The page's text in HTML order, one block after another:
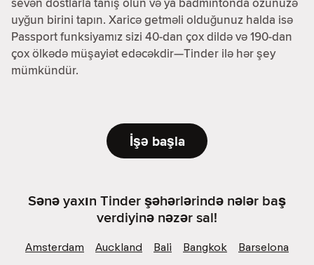
uyğun birini tapın. Xaricə getməli olduğunuz halda isə
Passport funksiyamız sizi 40-dan çox dildə və 190-dan
çox ölkədə müşayiət edəcəkdir—Tinder ilə hər şey
mümkündür.
İşə başla
Sənə yaxın Tinder şəhərlərində nələr baş
verdiyinə nəzər sal!
Amsterdam Auckland Bali Bangkok
Barselona